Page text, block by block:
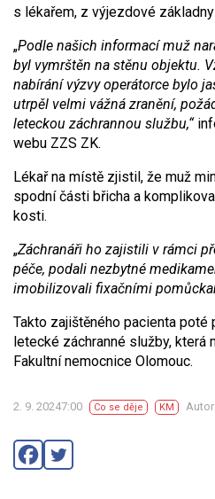
s lékařem, z výjezdové
„Podle našich informací muž
byl vymrštěn na stěnu objektu.
nabírání výzvy operátorce bylo
utrpěl velmi vážná zranění,
leteckou záchrannou službu,“
webu ZZS ZK.
Lékař na místě zjistil, že muž
spodní části břicha a
kosti.
„Záchranáři ho zajistili v rámci
péče, podali nezbytné
imobilizovali fixačními
Takto zajištěného pacienta
letecké záchranné služby, která
Fakultní nemocnice Olomouc.
2. 9. 20247:00 Co se děje KM